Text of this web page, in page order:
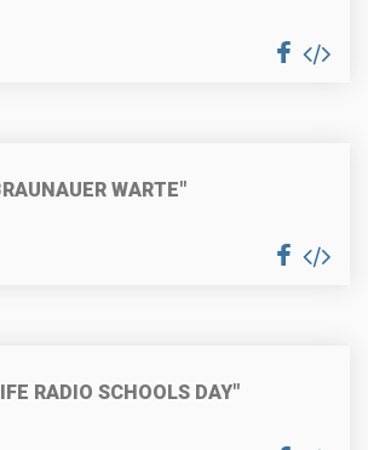
WARTE"
RADIO SCHOOLS DAY"